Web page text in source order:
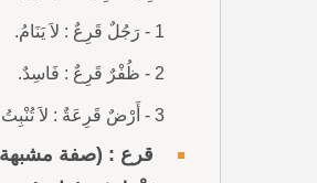
1 - رَجُلٌ قَرِعٌ : لاَ يَنَامُ.
2 - ظُفْرٌ قَرِعٌ : فَاسِدٌ.
3 - أَرْضٌ قَرِعَةٌ : لاَ تُنْبِتُ شَيْئاً.
قرع : (صفة